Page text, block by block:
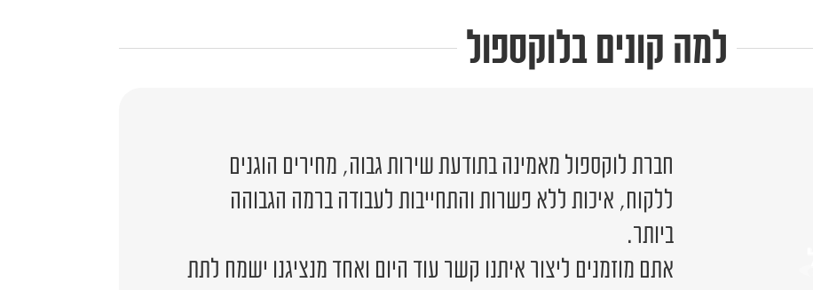
למה קונים בלוקספול
חברת לוקספול מאמינה בתודעת שירות גבוה, מחירים הוגנים
ללקוח, איכות ללא פשרות והתחייבות לעבודה ברמה הגבוהה
ביותר.
אתם מוזמנים ליצור איתנו קשר עוד היום ואחד מנציגנו ישמח לתת